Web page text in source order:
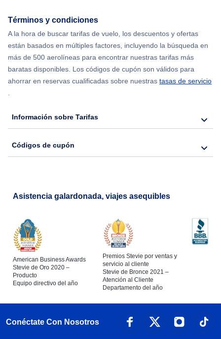
Términos y condiciones
A la hora de buscar tarifas de vuelo, los descuentos y ofertas
están basados en múltiples factores, incluyendo la búsqueda en
más de 500 aerolíneas para encontrar nuestras tarifas más
baratas disponibles. Los códigos de cupón son válidos para
ahorrar en reservas cualificadas sobre nuestras tasas de servicio
.
Información sobre Tarifas
Códigos de cupón
Asistencia galardonada, viajes asequibles
American Business Awards
Stevie de Oro 2020 –
Producto
Equipo directivo del año
Premios Stevie por ventas y
servicio al cliente
Stevie de Bronce 2021 –
Atención al Cliente
Departamento del año
Conéctate Con Nosotros